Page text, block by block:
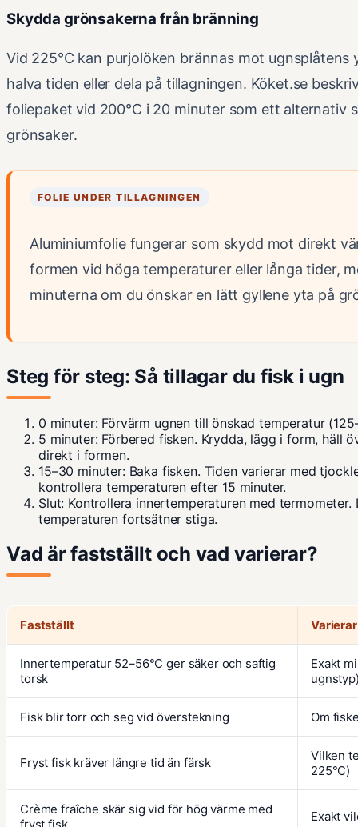
Skydda grönsakerna från bränning
Vid 225°C kan purjolöken brännas mot
halva tiden eller dela på tillagningen. Köket.se
foliepaket vid 200°C i 20 minuter som ett alternativ
grönsaker.
FOLIE UNDER TILLAGNINGEN
Aluminiumfolie fungerar som skydd mot direkt
formen vid höga temperaturer eller långa tider,
minuterna om du önskar en lätt gyllene yta på
Steg för steg: Så tillagar du fisk i ugn
0 minuter:Förvärm ugnen till önskad temperatur
5 minuter:Förbered fisken. Krydda, lägg i form, häll
direkt i formen.
15–30 minuter:Baka fisken. Tiden varierar med
kontrollera temperaturen efter 15 minuter.
Slut: Kontrollera innertemperaturen med
temperaturen fortsätner stiga.
Vad är fastställt och vad varierar?
Fastställt
Innertemperatur 52–56°C ger säker och saftig
torsk
Exakt
Fisk blir torr och seg vid överstekning Om
Fryst fisk kräver längre tid än färsk
Vilken
225°C)
Crème fraîche skär sig vid för hög värme med
Exakt